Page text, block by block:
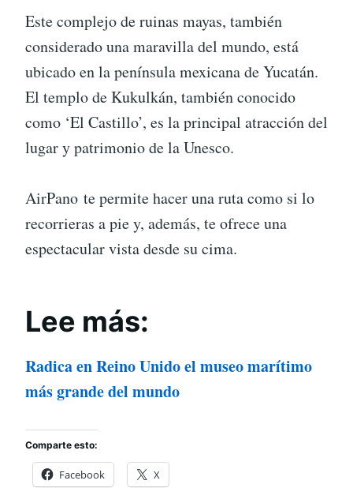
Este complejo de ruinas mayas, también
considerado una maravilla del mundo, está
ubicado en la península mexicana de Yucatán.
El templo de Kukulkán, también conocido
como ‘El Castillo’, es la principal atracción del
lugar y patrimonio de la Unesco.
AirPano te permite hacer una ruta como si lo
recorrieras a pie y, además, te ofrece una
espectacular vista desde su cima.
Lee más:
Radica en Reino Unido el museo marítimo
más grande del mundo
Comparte esto:
Facebook X